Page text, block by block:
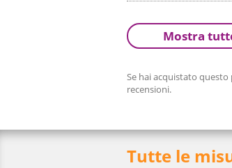
Mostra
Se hai acquistato
recensioni.
Tutte le